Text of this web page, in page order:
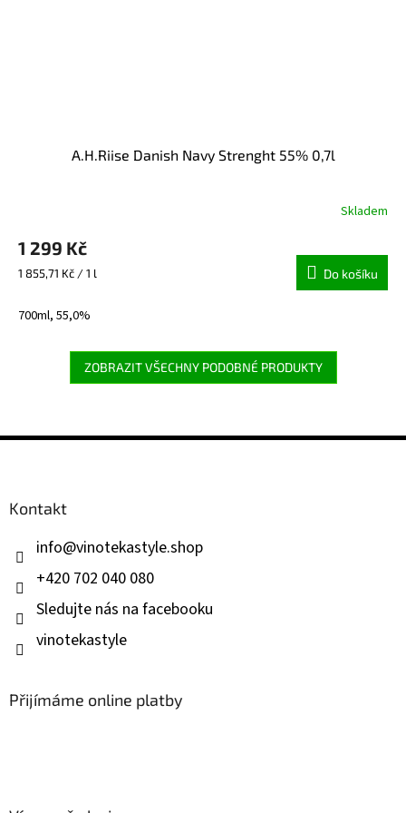
A.H.Riise Danish Navy Strenght 55% 0,7l
produktu
je
5,0
5
Skladem
1 299 Kč
Měrná
1 855,71 Kč / 1 l Do košíku
700ml, 55,0%
ZOBRAZIT VŠECHNY PODOBNÉ PRODUKTY
Z
Kontakt
info@vinotekastyle.shop
+420 702 040 080
Sledujte nás na facebooku
vinotekastyle
Přijímáme online platby